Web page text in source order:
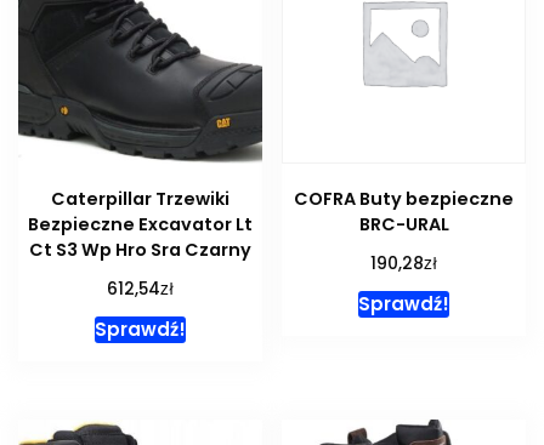
Caterpillar Trzewiki
Bezpieczne Excavator Lt
Ct S3 Wp Hro Sra Czarny
612,54zł
Sprawdź!
COFRA Buty bezpieczne
BRC-URAL
190,28zł
Sprawdź!